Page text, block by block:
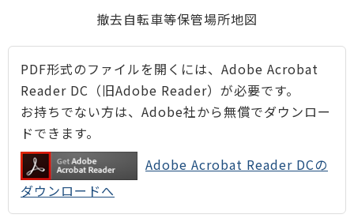
撤去自転車等保管場所地図
PDF形式のファイルを開くには、Adobe Acrobat
Reader DC（旧Adobe Reader）が必要です。
お持ちでない方は、Adobe社から無償でダウンロー
ドできます。
Adobe Acrobat Reader DCの
ダウンロードへ